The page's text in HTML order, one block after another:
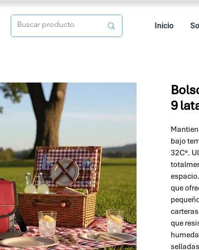
Inicio
9
bajo
32C°.
que
que